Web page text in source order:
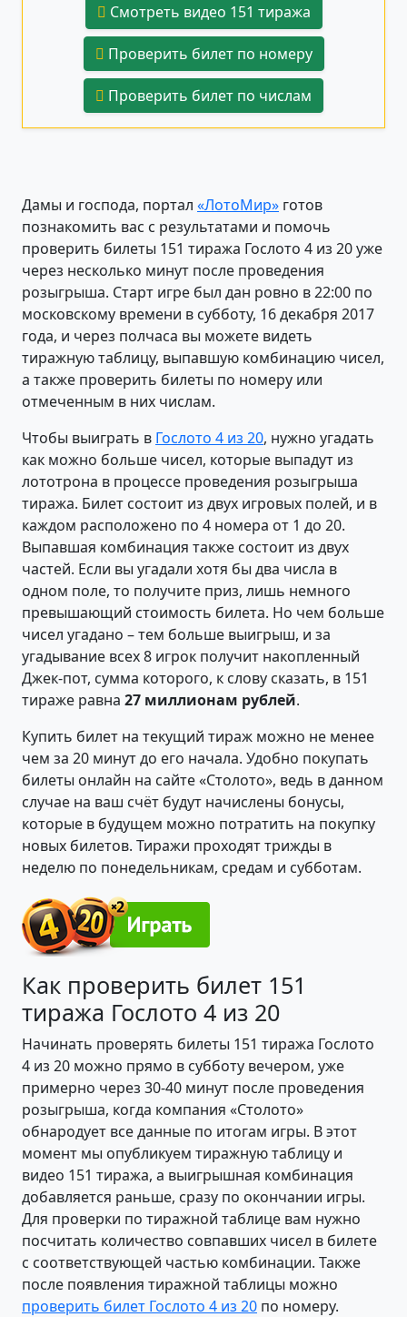
Смотреть видео 151 тиража
Проверить билет по номеру
Проверить билет по числам
Дамы и господа, портал «ЛотоМир» готов
познакомить вас с результатами и помочь
проверить билеты 151 тиража Гослото 4 из 20 уже
через несколько минут после проведения
розыгрыша. Старт игре был дан ровно в 22:00 по
московскому времени в субботу, 16 декабря 2017
года, и через полчаса вы можете видеть
тиражную таблицу, выпавшую комбинацию чисел,
а также проверить билеты по номеру или
отмеченным в них числам.
Чтобы выиграть в Гослото 4 из 20, нужно угадать
как можно больше чисел, которые выпадут из
лототрона в процессе проведения розыгрыша
тиража. Билет состоит из двух игровых полей, и в
каждом расположено по 4 номера от 1 до 20.
Выпавшая комбинация также состоит из двух
частей. Если вы угадали хотя бы два числа в
одном поле, то получите приз, лишь немного
превышающий стоимость билета. Но чем больше
чисел угадано – тем больше выигрыш, и за
угадывание всех 8 игрок получит накопленный
Джек-пот, сумма которого, к слову сказать, в 151
тираже равна 27 миллионам рублей.
Купить билет на текущий тираж можно не менее
чем за 20 минут до его начала. Удобно покупать
билеты онлайн на сайте «Столото», ведь в данном
случае на ваш счёт будут начислены бонусы,
которые в будущем можно потратить на покупку
новых билетов. Тиражи проходят трижды в
неделю по понедельникам, средам и субботам.
Как проверить билет 151
тиража Гослото 4 из 20
Начинать проверять билеты 151 тиража Гослото
4 из 20 можно прямо в субботу вечером, уже
примерно через 30-40 минут после проведения
розыгрыша, когда компания «Столото»
обнародует все данные по итогам игры. В этот
момент мы опубликуем тиражную таблицу и
видео 151 тиража, а выигрышная комбинация
добавляется раньше, сразу по окончании игры.
Для проверки по тиражной таблице вам нужно
посчитать количество совпавших чисел в билете
с соответствующей частью комбинации. Также
после появления тиражной таблицы можно
проверить билет Гослото 4 из 20 по номеру.